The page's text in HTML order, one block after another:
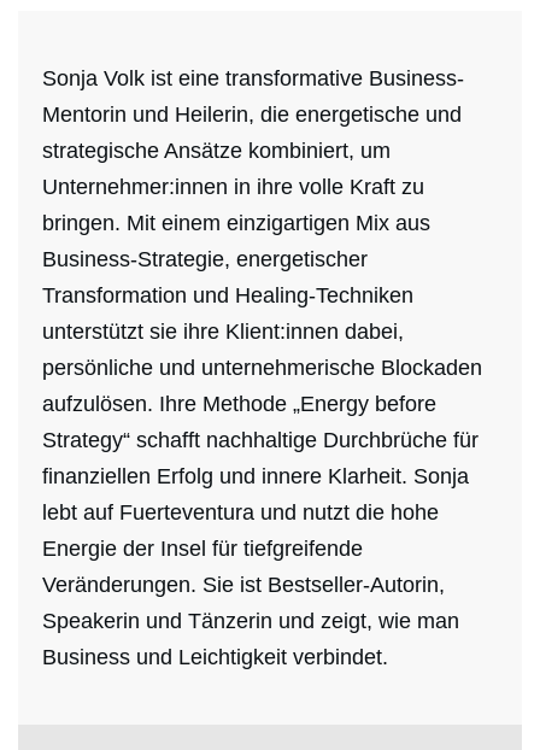
Sonja Volk ist eine transformative Business-
Mentorin und Heilerin, die energetische und
strategische Ansätze kombiniert, um
Unternehmer:innen in ihre volle Kraft zu
bringen. Mit einem einzigartigen Mix aus
Business-Strategie, energetischer
Transformation und Healing-Techniken
unterstützt sie ihre Klient:innen dabei,
persönliche und unternehmerische Blockaden
aufzulösen. Ihre Methode „Energy before
Strategy“ schafft nachhaltige Durchbrüche für
finanziellen Erfolg und innere Klarheit. Sonja
lebt auf Fuerteventura und nutzt die hohe
Energie der Insel für tiefgreifende
Veränderungen. Sie ist Bestseller-Autorin,
Speakerin und Tänzerin und zeigt, wie man
Business und Leichtigkeit verbindet.